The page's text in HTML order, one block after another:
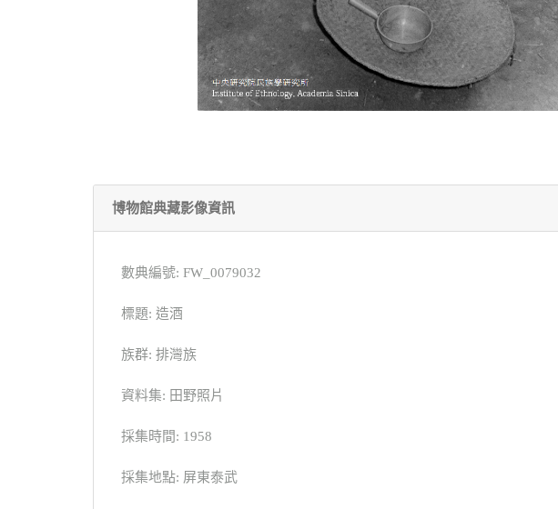
博物館典藏影像資訊
數典編號: FW_0079032
標題: 造酒
族群: 排灣族
資料集: 田野照片
採集時間: 1958
採集地點: 屏東泰武